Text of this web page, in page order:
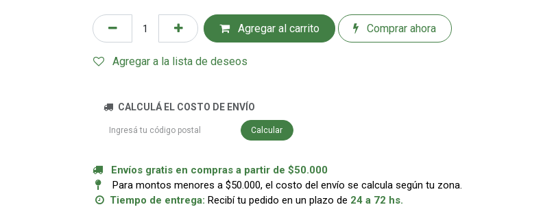
Agregar al carrito Comprar ahora
Agregar a la lista de deseos
CALCULÁ EL COSTO DE ENVÍO
Calcular
Envíos gratis en compras a partir de $50.000
Para montos menores a $50.000, el costo del envío se calcula según tu zona.
Tiempo de entrega: Recibí tu pedido en un plazo de 24 a 72 hs.